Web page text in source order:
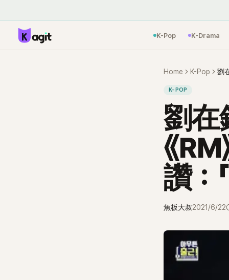
K-Pop K-Drama
Home K-Pop
K-POP
劉在
《
讚：
魚板大叔2021/6/22